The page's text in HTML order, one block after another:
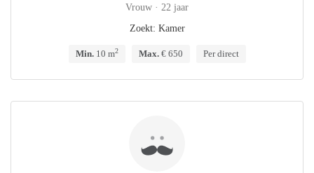
Vrouw · 22 jaar
Zoekt: Kamer
Min.10 m2 Max.€ 650 Per direct